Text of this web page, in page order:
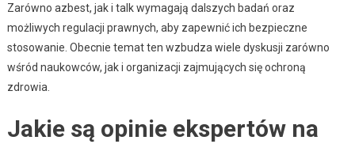
Zarówno azbest, jak i talk wymagają dalszych badań oraz
możliwych regulacji prawnych, aby zapewnić ich bezpieczne
stosowanie. Obecnie temat ten wzbudza wiele dyskusji zarówno
wśród naukowców, jak i organizacji zajmujących się ochroną
zdrowia.
Jakie są opinie ekspertów na